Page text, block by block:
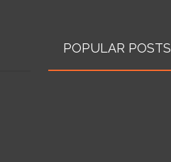
POPULAR POSTS